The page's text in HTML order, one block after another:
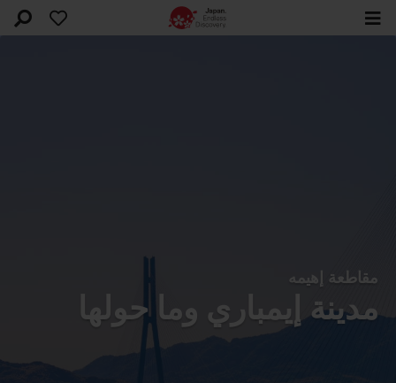
مقاطعة إهيمه
مدينة إيمباري وما حولها